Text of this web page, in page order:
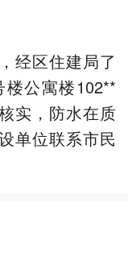
经区住建局了
公寓楼102**
实，防水在质
单位联系市民